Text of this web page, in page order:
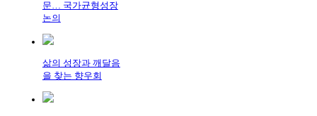
문… 국가균형성장
논의
삶의 성장과 깨달음
을 찾는 향우회